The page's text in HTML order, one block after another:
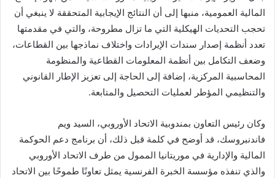
المالية العمومية، منبها إلى أن النتائج الإيجابية المتحققة لا ينبغي أن
تحجب التحديات الهيكلية التي ما تزال مطروحة، والتي في مقدمتها
تعدد أنظمة إصدار سندات الإيرادات واختلاف نماذجها بين القطاعات،
وضعف التكامل بين أنظمة المعلومات القطاعية والمنظومة
المحاسبية المركزية، إضافة إلى الحاجة إلى تعزيز الإطار القانوني
والتنظيمي المؤطر لعمليات التحصيل والمتابعة.
وكان رئيس التعاون بمندوبية الاتحاد الأوروبي، السيد ويم
فاندنبروسك، قد أوضح في كلمة قبل ذلك، أن برنامج دعم الحوكمة
المالية والإدارية في موريتانيا الممول من طرف الاتحاد الأوروبي
والذي تنفذه مؤسسة الخبرة الفرنسية يمثل تعاونًا طموحًا بين الاتحاد